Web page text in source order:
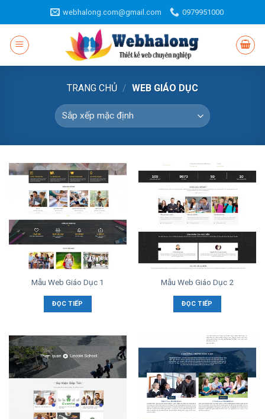
to
content
webhalong.com@gmail.com 0979951000
TRANG CHỦ / WEB GIÁO DỤC
Mẫu Web Giáo Dục 1
ĐỌC TIẾP
Mẫu Web Giáo Dục 2
ĐỌC TIẾP